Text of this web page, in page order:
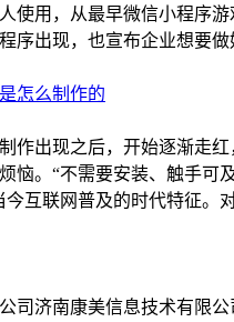
使用，从最早微信小程序游
序出现，也宣布企业想要做
怎么制作的
作出现之后，开始逐渐走红
恼。“不需要安装、触手可
今互联网普及的时代特征。
司济南康美信息技术有限